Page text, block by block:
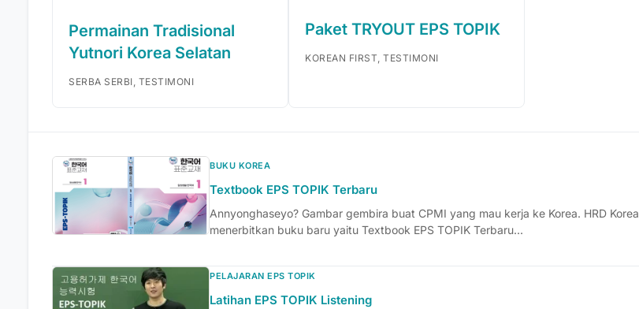
Permainan Tradisional
Yutnori Korea Selatan
SERBA SERBI, TESTIMONI
Paket TRYOUT EPS TOPIK
KOREAN FIRST, TESTIMONI
BUKU KOREA
Textbook EPS TOPIK Terbaru
Annyonghaseyo? Gambar gembira buat CPMI yang mau kerja ke Korea. HRD Korea
menerbitkan buku baru yaitu Textbook EPS TOPIK Terbaru...
PELAJARAN EPS TOPIK
Latihan EPS TOPIK Listening